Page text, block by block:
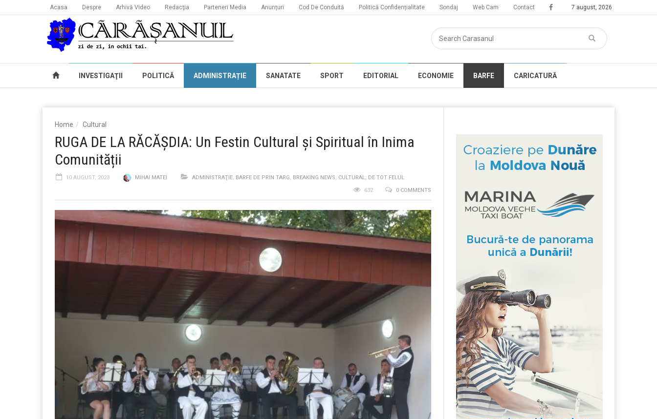
7 august, 2026
Acasa Despre Arhivă Video Redacţia Parteneri Media Anunțuri Cod De Conduită Politică Confidențialitate Sondaj Web Cam Contact
INVESTIGAŢII POLITICĂ ADMINISTRAȚIE SANATATE SPORT EDITORIAL ECONOMIE BARFE CARICATURĂ
Home Cultural
RUGA DE LA RĂCĂȘDIA: Un Festin Cultural și Spiritual în Inima
Comunității
10 AUGUST, 2023 MIHAI MATEI ADMINISTRAŢIE, BARFE DE PRIN TARG, BREAKING NEWS, CULTURAL, DE TOT FELUL
0 COMMENTS
632